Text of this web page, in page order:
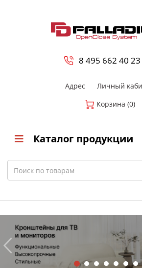
8 495 662 40 23
Адрес
Личный
Корзина (0)
Каталог продукции
Search